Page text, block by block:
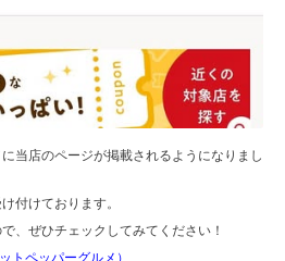
当店のページが掲載されるようになりまし
付けております。
、ぜひチェックしてみてください！
トペッパーグルメ）